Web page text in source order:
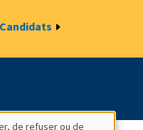
Candidats
de refuser ou de